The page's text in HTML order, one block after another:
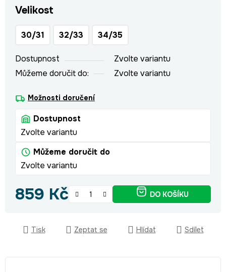
Velikost
30/31 32/33 34/35
Dostupnost
Zvolte variantu
Můžeme doručit do:
Zvolte variantu
Možnosti doručení
Dostupnost
Zvolte variantu
Můžeme doručit do
Zvolte variantu
859 Kč DO KOŠÍKU
Tisk Zeptat se Hlídat Sdílet